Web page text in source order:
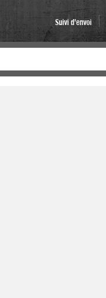
Suivi d'envoi